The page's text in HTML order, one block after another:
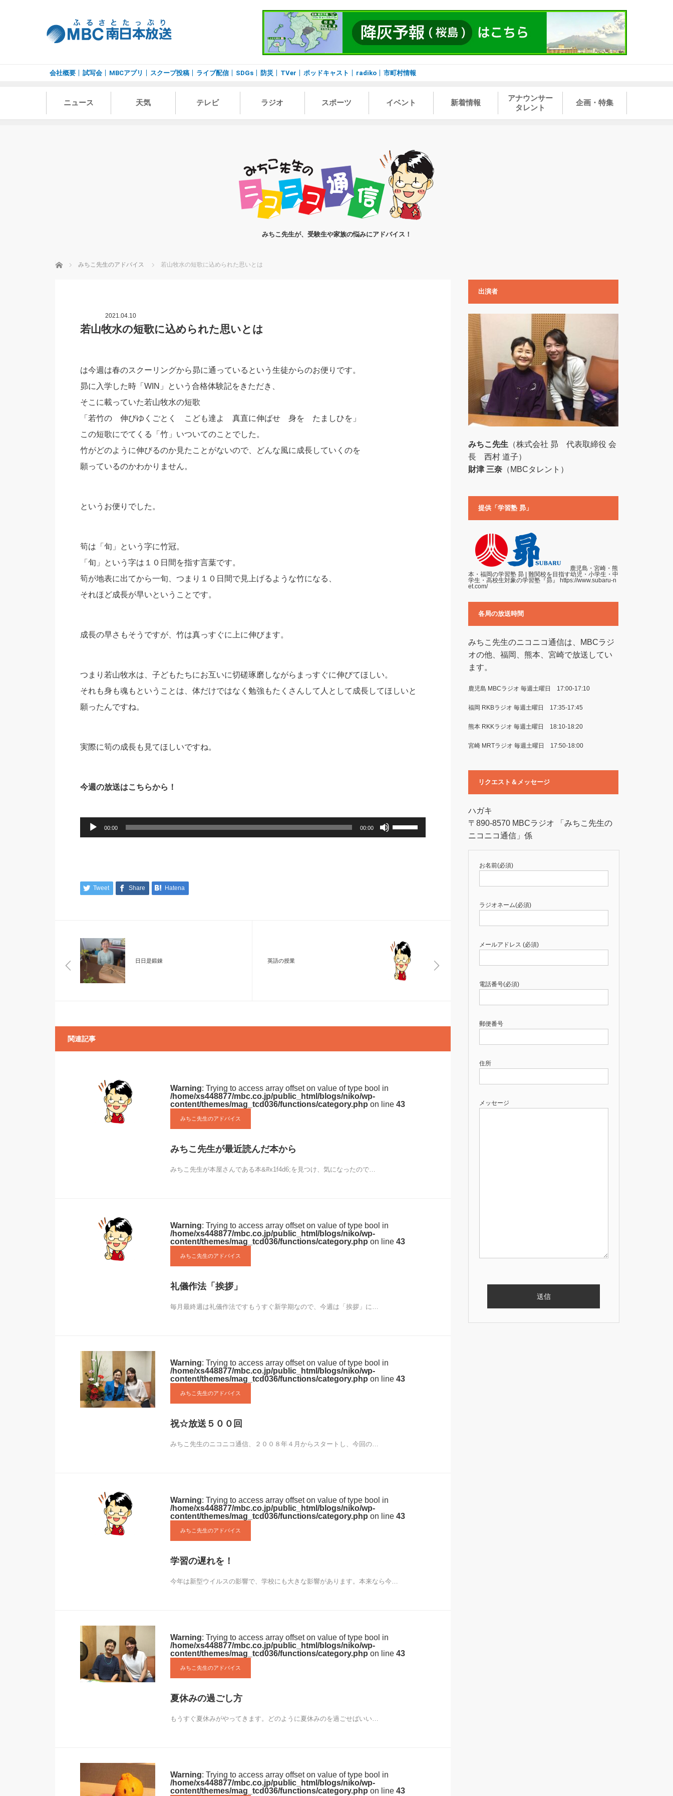
会社概要 試写会 MBCアプリ スクープ投稿 ライブ配信 SDGs 防災 TVer ポッドキャスト radiko 市町村情報
ニュース 天気 テレビ ラジオ スポーツ イベント 新着情報
アナウンサー
タレント
企画・特集
みちこ先生が、受験生や家族の悩みにアドバイス！
ホーム みちこ先生のアドバイス 若山牧水の短歌に込められた思いとは
2021.04.10
若山牧水の短歌に込められた思いとは
は今週は春のスクーリングから昴に通っているという生徒からのお便りです。
昴に入学した時「WIN」という合格体験記をきただき、
そこに載っていた若山牧水の短歌
「若竹の 伸びゆくごとく こども達よ 真直に伸ばせ 身を たましひを」
この短歌にでてくる「竹」いついてのことでした。
竹がどのように伸びるのか見たことがないので、どんな風に成長していくのを
願っているのかわかりません。
というお便りでした。
筍は「旬」という字に竹冠。
「旬」という字は１０日間を指す言葉です。
筍が地表に出てから一旬、つまり１０日間で見上げるような竹になる、
それほど成長が早いということです。
成長の早さもそうですが、竹は真っすぐに上に伸びます。
つまり若山牧水は、子どもたちにお互いに切磋琢磨しながらまっすぐに伸びてほしい。
それも身も魂もということは、体だけではなく勉強もたくさんして人として成長してほしいと
願ったんですね。
実際に筍の成長も見てほしいですね。
今週の放送はこちらから！
音
ー
00:00 00:00
ボ
は
上
Tweet Share Hatena
日日是鍛錬 英語の授業
関連記事
Warning: Trying to access array offset on value of type bool in
/home/xs448877/mbc.co.jp/public_html/blogs/niko/wp-
content/themes/mag_tcd036/functions/category.php on line 43
みちこ先生のアドバイス
みちこ先生が最近読んだ本から
みちこ先生が本屋さんである本&#x1f4d6;を見つけ、気になったので…
Warning: Trying to access array offset on value of type bool in
/home/xs448877/mbc.co.jp/public_html/blogs/niko/wp-
content/themes/mag_tcd036/functions/category.php on line 43
みちこ先生のアドバイス
礼儀作法「挨拶」
毎月最終週は礼儀作法ですもうすぐ新学期なので、今週は「挨拶」に…
Warning: Trying to access array offset on value of type bool in
/home/xs448877/mbc.co.jp/public_html/blogs/niko/wp-
content/themes/mag_tcd036/functions/category.php on line 43
みちこ先生のアドバイス
祝☆放送５００回
みちこ先生のニコニコ通信、２００８年４月からスタートし、今回の…
Warning: Trying to access array offset on value of type bool in
/home/xs448877/mbc.co.jp/public_html/blogs/niko/wp-
content/themes/mag_tcd036/functions/category.php on line 43
みちこ先生のアドバイス
学習の遅れを！
今年は新型ウイルスの影響で、学校にも大きな影響があります。本来なら今…
Warning: Trying to access array offset on value of type bool in
/home/xs448877/mbc.co.jp/public_html/blogs/niko/wp-
content/themes/mag_tcd036/functions/category.php on line 43
みちこ先生のアドバイス
夏休みの過ごし方
もうすぐ夏休みがやってきます。どのように夏休みのを過ごせばいい…
Warning: Trying to access array offset on value of type bool in
/home/xs448877/mbc.co.jp/public_html/blogs/niko/wp-
content/themes/mag_tcd036/functions/category.php on line 43
出演者
みちこ先生 （株式会社 昴 代表取締役 会
長 西村 道子）
財津 三奈（MBCタレント）
提供「学習塾 昴」
鹿児島・宮崎・熊
本・福岡の学習塾 昴 | 難関校を目指す幼児・小学生・中
学生・高校生対象の学習塾『昴』
https://www.subaru-n
et.com/
各局の放送時間
みちこ先生のニコニコ通信は、MBCラジ
オの他、福岡、熊本、宮崎で放送してい
ます。
鹿児島 MBCラジオ 毎週土曜日 17:00-17:10
福岡 RKBラジオ 毎週土曜日 17:35-17:45
熊本 RKKラジオ 毎週土曜日 18:10-18:20
宮崎 MRTラジオ 毎週土曜日 17:50-18:00
リクエスト＆メッセージ
ハガキ
〒890-8570 MBCラジオ 「みちこ先生の
ニコニコ通信」係
お名前(必須)
ラジオネーム(必須)
メールアドレス (必須)
電話番号(必須)
郵便番号
住所
メッセージ